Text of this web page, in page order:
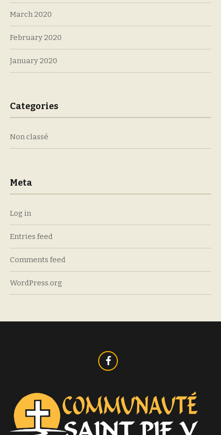
March 2020
February 2020
January 2020
Categories
Non classé
Meta
Log in
Entries feed
Comments feed
WordPress.org